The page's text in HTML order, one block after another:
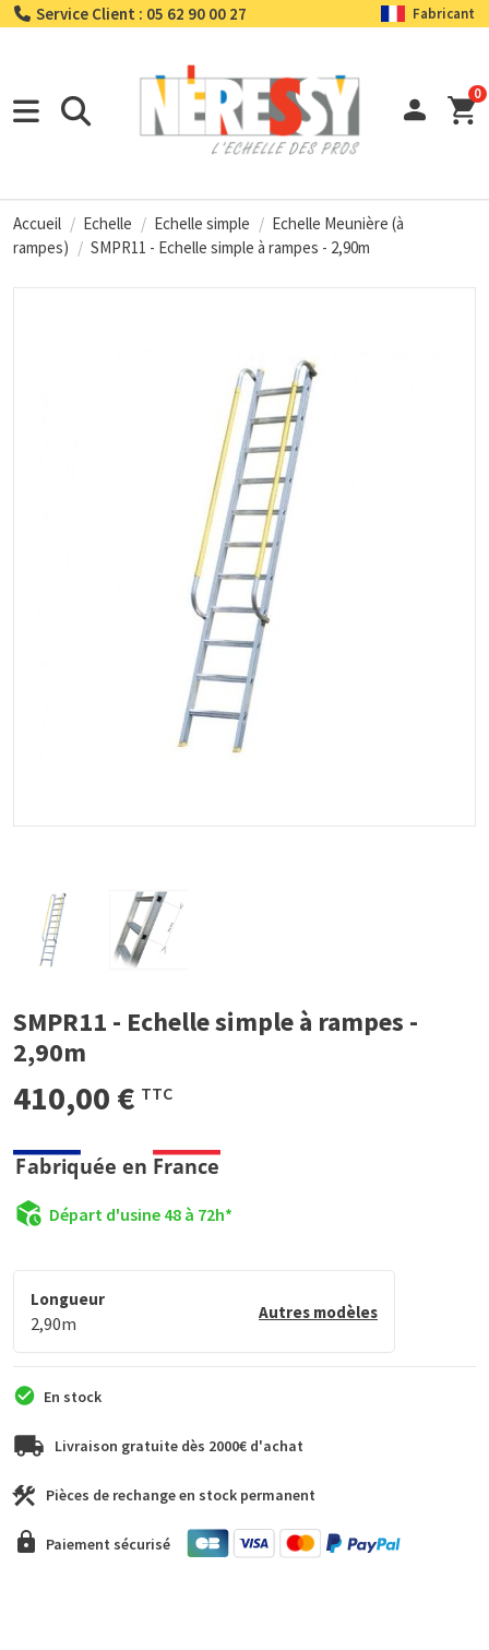
Service Client : 05 62 90 00 27 Fabricant
0
Accueil Echelle Echelle simple
Echelle Meunière (à
rampes)
SMPR11 - Echelle simple à rampes - 2,90m
SMPR11 - Echelle simple à rampes -
2,90m
410,00 € TTC
Départ d'usine 48 à 72h*
Longueur
2,90m
Autres modèles
En stock
Livraison gratuite dès 2000€ d'achat
Pièces de rechange en stock permanent
Paiement sécurisé